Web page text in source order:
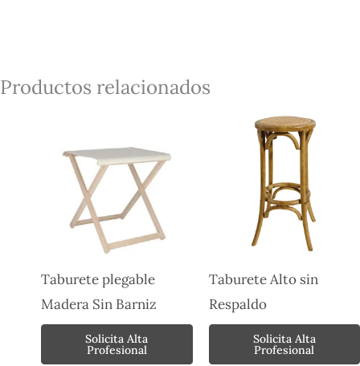
Productos relacionados
Taburete plegable
Madera Sin Barniz
Solicita Alta
Profesional
Taburete Alto sin
Respaldo
Solicita Alta
Profesional